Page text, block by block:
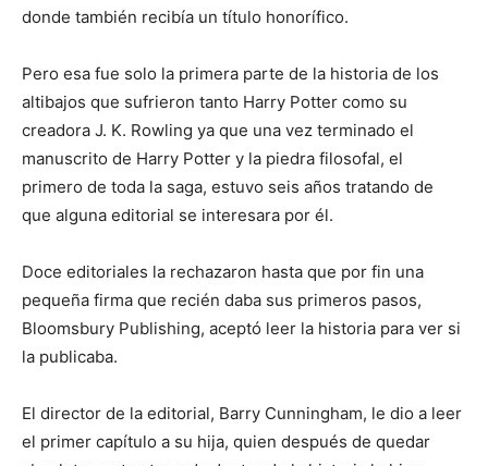
donde también recibía un título honorífico.
Pero esa fue solo la primera parte de la historia de los
altibajos que sufrieron tanto Harry Potter como su
creadora J. K. Rowling ya que una vez terminado el
manuscrito de Harry Potter y la piedra filosofal, el
primero de toda la saga, estuvo seis años tratando de
que alguna editorial se interesara por él.
Doce editoriales la rechazaron hasta que por fin una
pequeña firma que recién daba sus primeros pasos,
Bloomsbury Publishing, aceptó leer la historia para ver si
la publicaba.
El director de la editorial, Barry Cunningham, le dio a leer
el primer capítulo a su hija, quien después de quedar